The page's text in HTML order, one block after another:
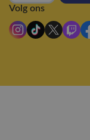
Volg ons